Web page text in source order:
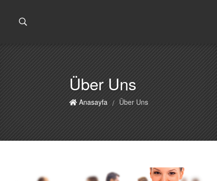
Über Uns
Anasayfa / Über Uns